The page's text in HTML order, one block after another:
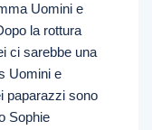
Uomini e
la rottura
ci sarebbe una
Uomini e
paparazzi sono
Sophie